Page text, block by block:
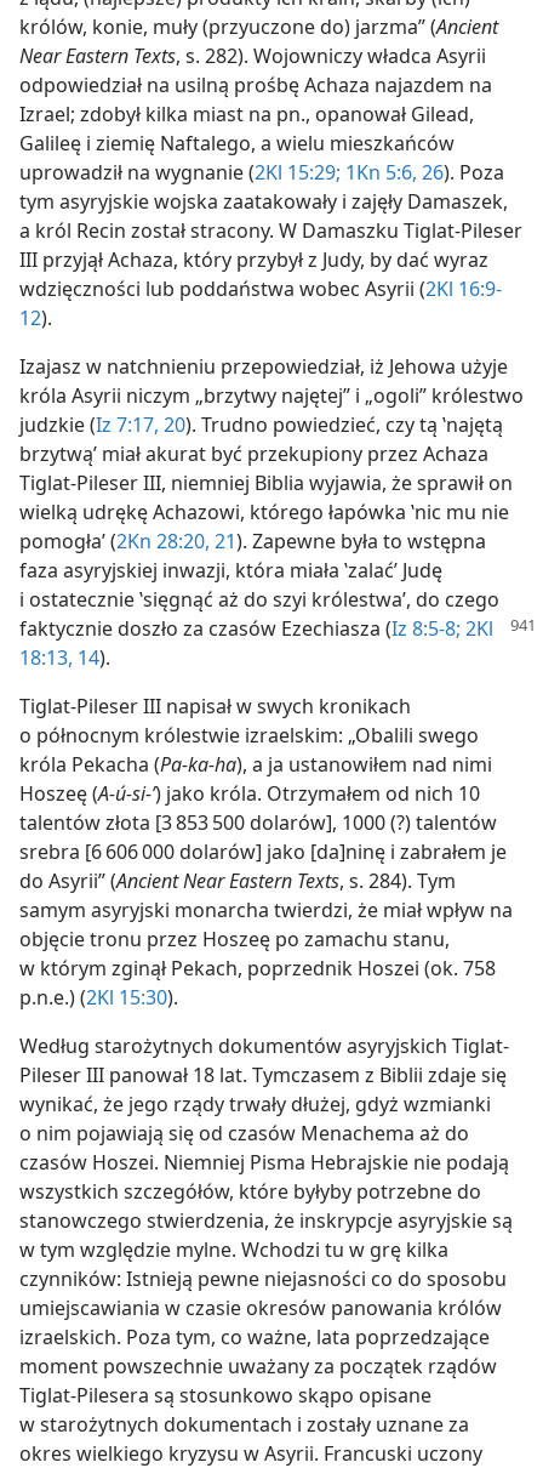
królów, konie, muły (przyuczone do) jarzma” (Ancient
Near Eastern Texts, s. 282). Wojowniczy władca Asyrii
odpowiedział na usilną prośbę Achaza najazdem na
Izrael; zdobył kilka miast na pn., opanował Gilead,
Galileę i ziemię Naftalego, a wielu mieszkańców
uprowadził na wygnanie (2Kl 15:29; 1Kn 5:6, 26). Poza
tym asyryjskie wojska zaatakowały i zajęły Damaszek,
a król Recin został stracony. W Damaszku Tiglat-Pileser
III przyjął Achaza, który przybył z Judy, by dać wyraz
wdzięczności lub poddaństwa wobec Asyrii (2Kl 16:9-
12).
Izajasz w natchnieniu przepowiedział, iż Jehowa użyje
króla Asyrii niczym „brzytwy najętej” i „ogoli” królestwo
judzkie (Iz 7:17, 20). Trudno powiedzieć, czy tą ‛najętą
brzytwą’ miał akurat być przekupiony przez Achaza
Tiglat-Pileser III, niemniej Biblia wyjawia, że sprawił on
wielką udrękę Achazowi, którego łapówka ‛nic mu nie
pomogła’ (2Kn 28:20, 21). Zapewne była to wstępna
faza asyryjskiej inwazji, która miała ‛zalać’ Judę
i ostatecznie ‛sięgnąć aż do szyi królestwa’, do czego
faktycznie doszło za czasów Ezechiasza (Iz 8:5-8; 2Kl
18:13, 14).
Tiglat-Pileser III napisał w swych kronikach
o północnym królestwie izraelskim: „Obalili swego
króla Pekacha (Pa-ka-ha), a ja ustanowiłem nad nimi
Hoszeę (A-ú-si-ʼ) jako króla. Otrzymałem od nich 10
talentów złota [3 853 500 dolarów], 1000 (?) talentów
srebra [6 606 000 dolarów] jako [da]ninę i zabrałem je
do Asyrii” (Ancient Near Eastern Texts, s. 284). Tym
samym asyryjski monarcha twierdzi, że miał wpływ na
objęcie tronu przez Hoszeę po zamachu stanu,
w którym zginął Pekach, poprzednik Hoszei (ok. 758
p.n.e.) (2Kl 15:30).
Według starożytnych dokumentów asyryjskich Tiglat-
Pileser III panował 18 lat. Tymczasem z Biblii zdaje się
wynikać, że jego rządy trwały dłużej, gdyż wzmianki
o nim pojawiają się od czasów Menachema aż do
czasów Hoszei. Niemniej Pisma Hebrajskie nie podają
wszystkich szczegółów, które byłyby potrzebne do
stanowczego stwierdzenia, że inskrypcje asyryjskie są
w tym względzie mylne. Wchodzi tu w grę kilka
czynników: Istnieją pewne niejasności co do sposobu
umiejscawiania w czasie okresów panowania królów
izraelskich. Poza tym, co ważne, lata poprzedzające
moment powszechnie uważany za początek rządów
Tiglat-Pilesera są stosunkowo skąpo opisane
w starożytnych dokumentach i zostały uznane za
okres wielkiego kryzysu w Asyrii. Francuski uczony